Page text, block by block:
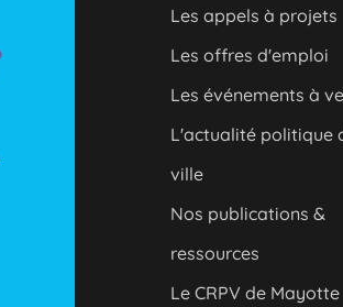
Les appels à projets
Les offres d'emploi
Les événements à
L'actualité politique
ville
Nos publications &
ressources
Le CRPV de Mayotte